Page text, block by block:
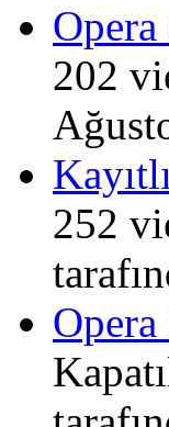
202
252
Opera